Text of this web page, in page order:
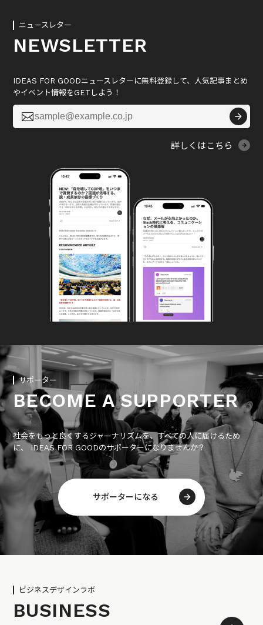
ニュースレター
NEWSLETTER
IDEAS FOR GOODニュースレターに無料登録して、人気記事まとめ
やイベント情報をGETしよう！

詳しくはこちら
サポーター
BECOME A SUPPORTER
社会をもっと良くするジャーナリズムを、すべての人に届けるため
に、 IDEAS FOR GOODのサポーターになりませんか？
サポーターになる
ビジネスデザインラボ
BUSINESS